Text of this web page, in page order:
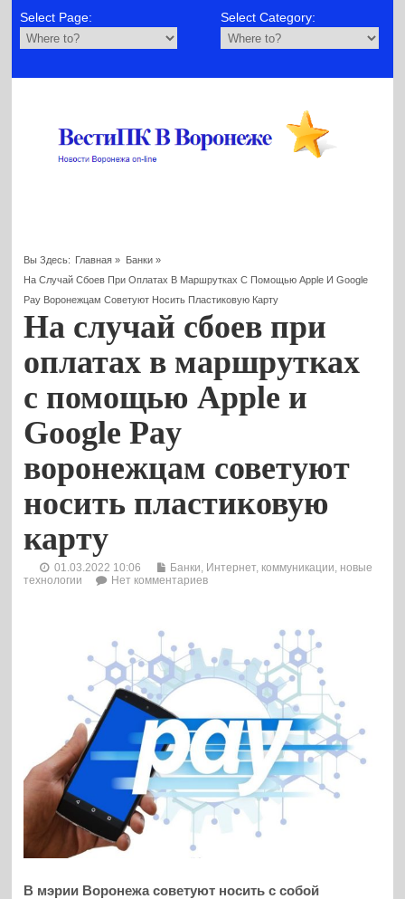
Select Page: Select Category:
Вы Здесь: Главная » Банки»
На Случай Сбоев При Оплатах В Маршрутках С Помощью Apple И Google
Pay Воронежцам Советуют Носить Пластиковую Карту
На случай сбоев при
оплатах в маршрутках
с помощью Apple и
Google Pay
воронежцам советуют
носить пластиковую
карту
01.03.2022 10:06 Банки Интернет, коммуникации, новые
технологии
Нет комментариев
В мэрии Воронежа советуют носить с собой